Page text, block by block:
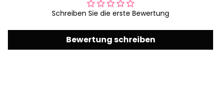
Schreiben Sie die erste Bewertung
Bewertung schreiben